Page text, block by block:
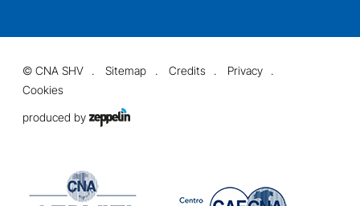
©CNA SHV Sitemap Credits
Privacy
Cookies
produced by